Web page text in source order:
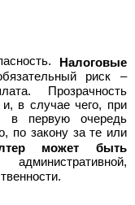
Налоговые
риск –
Прозрачность
в случае чего, при
в первую очередь
по закону за те или
может быть